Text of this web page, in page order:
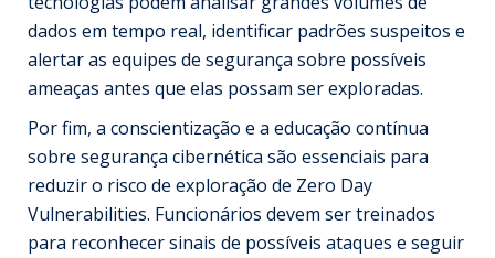
dados em tempo real, identificar padrões suspeitos e
alertar as equipes de segurança sobre possíveis
ameaças antes que elas possam ser exploradas.
Por fim, a conscientização e a educação contínua
sobre segurança cibernética são essenciais para
reduzir o risco de exploração de Zero Day
Vulnerabilities. Funcionários devem ser treinados
para reconhecer sinais de possíveis ataques e seguir